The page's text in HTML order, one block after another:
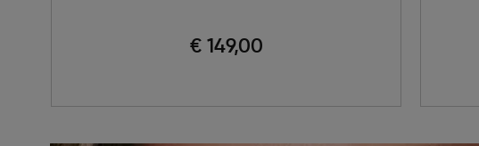
€ 149,00